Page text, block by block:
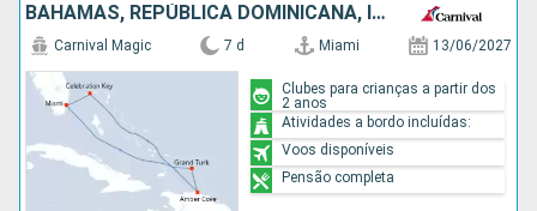
BAHAMAS, REPÚBLICA DOMINICANA, ILHAS TURCAS E CAICOS, ESTADOS UNIDOS
Carnival Magic 7 d Miami 13/06/2027
Clubes para crianças a partir dos
2 anos
Atividades a bordo incluídas:
Voos disponíveis
Pensão completa